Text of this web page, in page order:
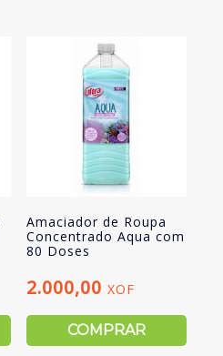
Amaciador de Roupa
Concentrado Aqua com
80 Doses
2.000,00XOF
COMPRAR